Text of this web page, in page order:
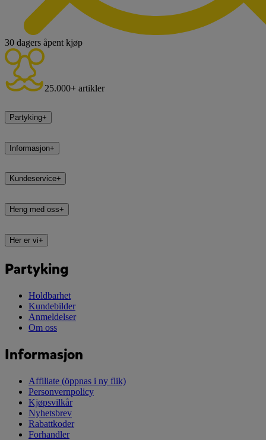
30 dagers åpent kjøp
25.000+ artikler
Partyking+
Informasjon+
Kundeservice+
Heng med oss+
Her er vi+
Partyking
Holdbarhet
Kundebilder
Anmeldelser
Om oss
Informasjon
Affiliate (öppnas i ny flik)
Personvernpolicy
Kjøpsvilkår
Nyhetsbrev
Rabattkoder
Forhandler